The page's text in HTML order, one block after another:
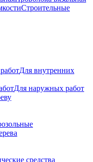
Строительные
Для внутренних
Для наружных работ